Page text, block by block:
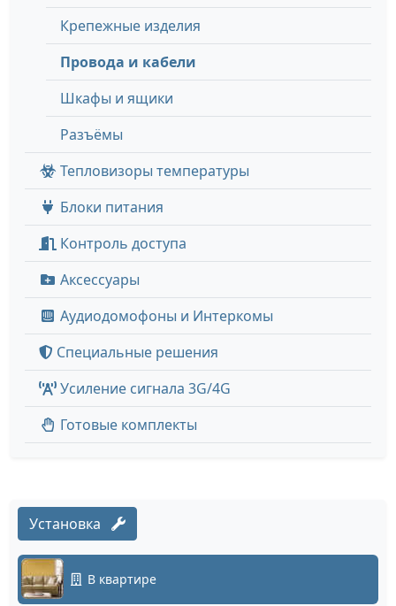
Крепежные изделия
Провода и кабели
Шкафы и ящики
Разъёмы
Тепловизоры температуры
Блоки питания
Контроль доступа
Аксессуары
Аудиодомофоны и Интеркомы
Специальные решения
Усиление сигнала 3G/4G
Готовые комплекты
Установка
В квартире